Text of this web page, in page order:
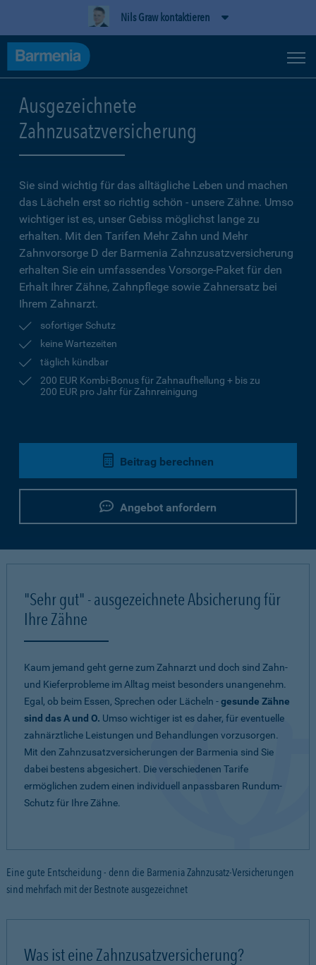
Nils Graw kontaktieren
Ausgezeichnete
Zahnzusatzversicherung
Sie sind wichtig für das alltägliche Leben und machen
das Lächeln erst so richtig schön - unsere Zähne. Umso
wichtiger ist es, unser Gebiss möglichst lange zu
erhalten. Mit den Tarifen Mehr Zahn und Mehr
Zahnvorsorge D der Barmenia Zahnzusatzversicherung
erhalten Sie ein umfassendes Vorsorge-Paket für den
Erhalt Ihrer Zähne, Zahnpflege sowie Zahnersatz bei
Ihrem Zahnarzt.
sofortiger Schutz
keine Wartezeiten
täglich kündbar
200 EUR Kombi-Bonus für Zahnaufhellung + bis zu
200 EUR pro Jahr für Zahnreinigung
Beitrag berechnen
Angebot anfordern
"Sehr gut" - ausgezeichnete Absicherung für
Ihre Zähne
Kaum jemand geht gerne zum Zahnarzt und doch sind Zahn-
und Kieferprobleme im Alltag meist besonders unangenehm.
Egal, ob beim Essen, Sprechen oder Lächeln -gesunde Zähne
sind das A und O. Umso wichtiger ist es daher, für eventuelle
zahnärztliche Leistungen und Behandlungen vorzusorgen.
Mit den Zahnzusatzversicherungen der Barmenia sind Sie
dabei bestens abgesichert. Die verschiedenen Tarife
ermöglichen zudem einen individuell anpassbaren Rundum-
Schutz für Ihre Zähne.
Eine gute Entscheidung - denn die Barmenia Zahnzusatz-Versicherungen
sind mehrfach mit der Bestnote ausgezeichnet
Was ist eine Zahnzusatzversicherung?